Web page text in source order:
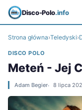
Disco-Polo.info
Strona główna›Teledyski›
DISCO POLO
Meteń - Jej
Adam Begier 8 lipca